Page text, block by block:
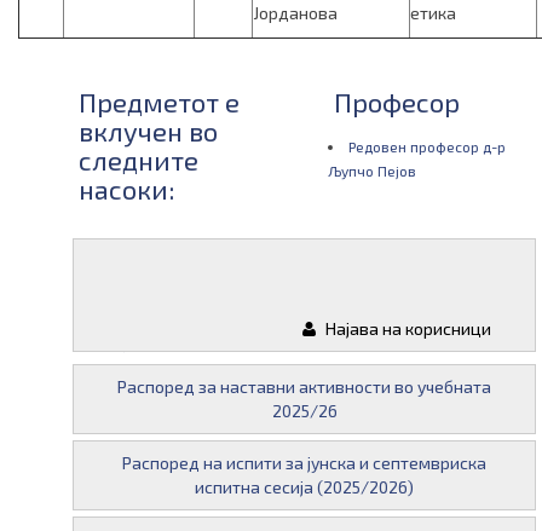
Јорданова
етика
Предметот е
вклучен во
следните
насоки:
Професор
Редовен професор д-р
Љупчо Пејов
Најава на корисници
Распоред за наставни активности во учебната
2025/26
Распоред на испити за јунска и септемвриска
испитна сесија (2025/2026)